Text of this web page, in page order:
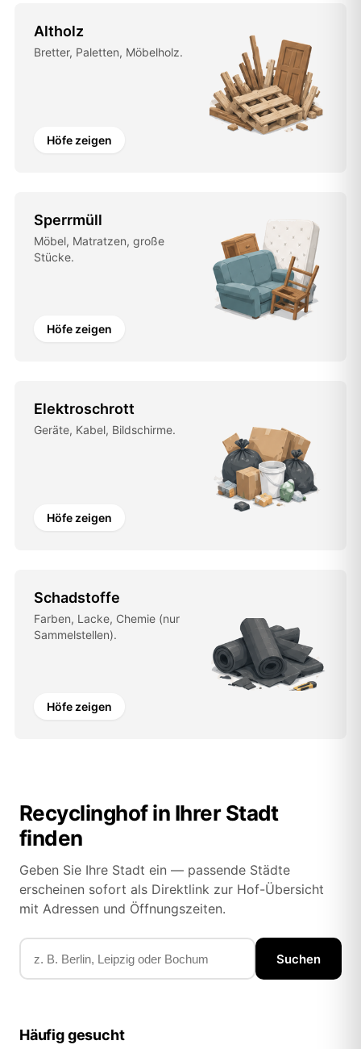
Altholz
Bretter, Paletten, Möbelholz.
Höfe zeigen
Sperrmüll
Möbel, Matratzen, große
Stücke.
Höfe zeigen
Elektroschrott
Geräte, Kabel, Bildschirme.
Höfe zeigen
Schadstoffe
Farben, Lacke, Chemie (nur
Sammelstellen).
Höfe zeigen
Recyclinghof in Ihrer Stadt
finden
Geben Sie Ihre Stadt ein — passende Städte
erscheinen sofort als Direktlink zur Hof-Übersicht
mit Adressen und Öffnungszeiten.
Suchen
Häufig gesucht